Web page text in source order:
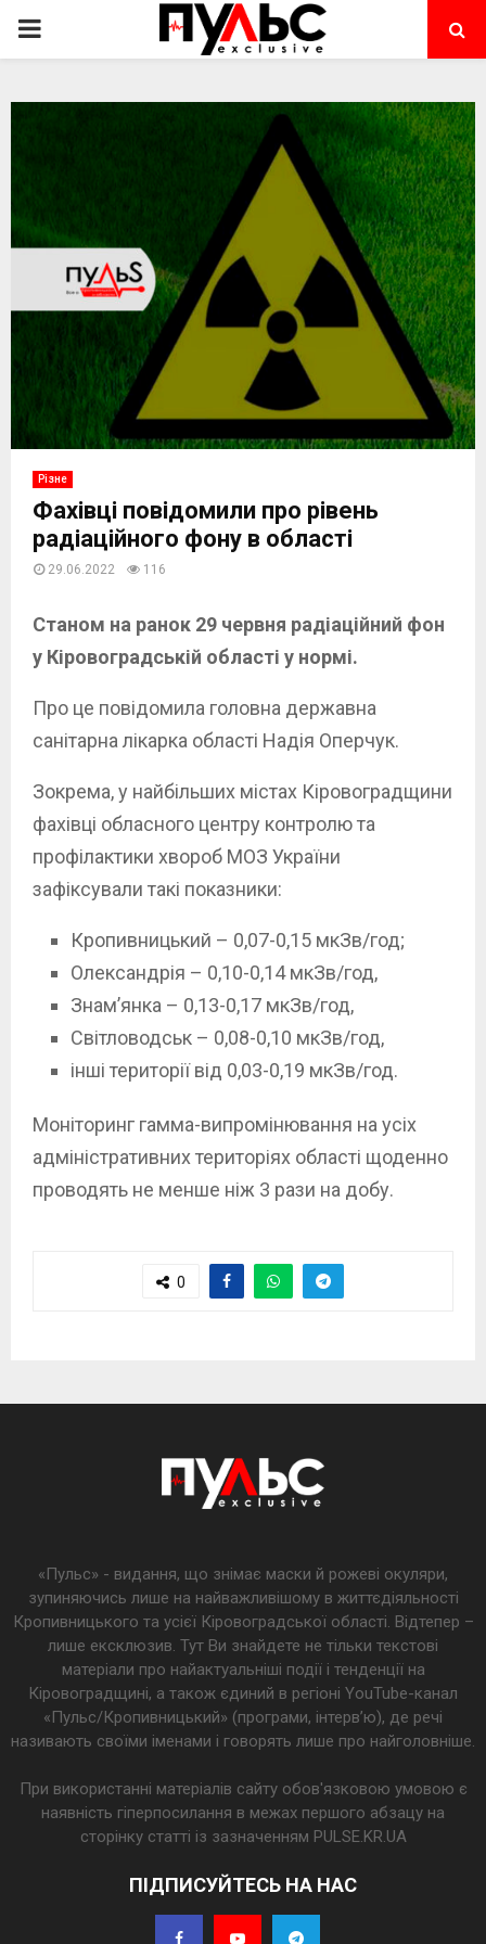
PRIMARY
Різне
Фахівці повідомили про рівень
радіаційного фону в області
29.06.2022 116
Станом на ранок 29 червня радіаційний фон
у Кіровоградській області у нормі.
Про це повідомила головна державна
санітарна лікарка області Надія Оперчук.
Зокрема, у найбільших містах Кіровоградщини
фахівці обласного центру контролю та
профілактики хвороб МОЗ України
зафіксували такі показники:
Кропивницький – 0,07-0,15 мкЗв/год;
Олександрія – 0,10-0,14 мкЗв/год,
Знам’янка – 0,13-0,17 мкЗв/год,
Світловодськ – 0,08-0,10 мкЗв/год,
інші території від 0,03-0,19 мкЗв/год.
Моніторинг гамма-випромінювання на усіх
адміністративних територіях області щоденно
проводять не менше ніж 3 рази на добу.
0
«Пульс» - видання, що знімає маски й рожеві окуляри,
зупиняючись лише на найважливішому в життєдіяльності
Кропивницького та усієї Кіровоградської області. Відтепер –
лише ексклюзив. Тут Ви знайдете не тільки текстові
матеріали про найактуальніші події і тенденції на
Кіровоградщині, а також єдиний в регіоні YouTube-канал
«Пульс/Кропивницький» (програми, інтерв’ю), де речі
називають своїми іменами і говорять лише про найголовніше.
При використанні матеріалів сайту обов'язковою умовою є
наявність гіперпосилання в межах першого абзацу на
сторінку статті із зазначенням PULSE.KR.UA
ПІДПИСУЙТЕСЬ НА НАС